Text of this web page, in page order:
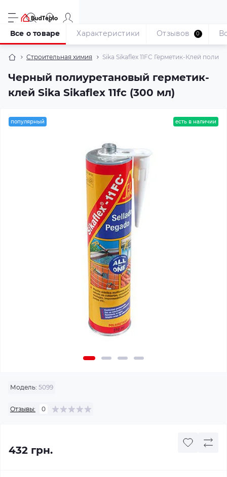
Строительная химия Sika Sikaflex 11FC Герметик-Клей
Черный полиуретановый герметик-
клей Sika Sikaflex 11fc (300 мл)
Все о товаре Характеристики Отзывов 0
популярный есть в наличии
Модель: 5099
Отзывы: 0
432 грн.